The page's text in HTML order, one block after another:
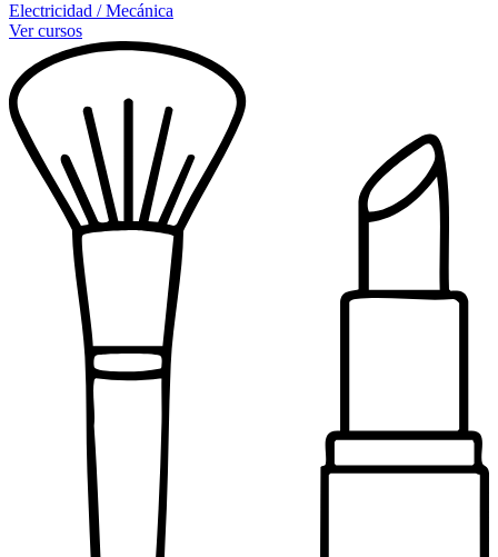
Electricidad / Mecánica
Ver cursos